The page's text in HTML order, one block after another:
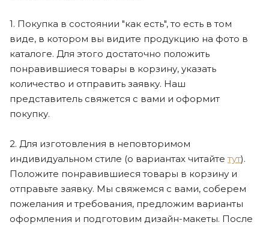
1. Покупка в состоянии "как есть", то есть в том
виде, в котором вы видите продукцию на фото в
каталоге. Для этого достаточно положить
понравившиеся товары в корзину, указать
количество и отправить заявку. Наш
представитель свяжется с вами и оформит
покупку.
2. Для изготовления в неповторимом
индивидуальном стиле (о вариантах читайте тут).
Положите понравившиеся товары в корзину и
отправьте заявку. Мы свяжемся с вами, соберем
пожелания и требования, предложим варианты
оформления и подготовим дизайн-макеты. После